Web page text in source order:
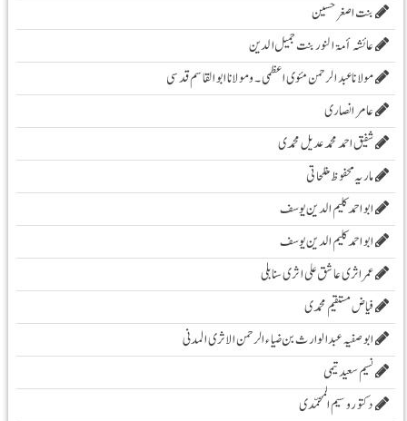
بنت اصغر حسین
عائشہ أمۃ النور بنت جمیل الدین
مولانا عبد الرحمن مئوی اعظمی ۔و مولانا ابوالقاسم قدسی
عامر انصاری
شفیق احمد محمد عدیل محمدی
ماریہ محفوظ مفلحاتی
ابو احمد کلیم الدین یوسف
ابو احمد کلیم الدین یوسف
عمر اثری عاشق علی اثری سنابلی
فیاض مستقیم محمدی
ابو صفیہ عبدالوارث بن ضیاء الرحمن الاثری المدنی
نسیم سعید تیمی
دکتور وسیم المحمّدی